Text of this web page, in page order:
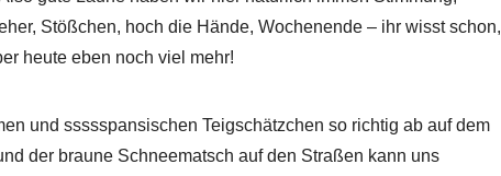
Stößchen, hoch die Hände, Wochenende – ihr wisst schon,
heute eben noch viel mehr!
und ssssspansischen Teigschätzchen so richtig ab auf dem
der braune Schneematsch auf den Straßen kann uns